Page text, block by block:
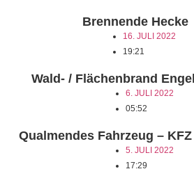
Brennende Hecke
16. JULI 2022
19:21
Wald- / Flächenbrand
6. JULI 2022
05:52
Qualmendes Fahrzeug –
5. JULI 2022
17:29